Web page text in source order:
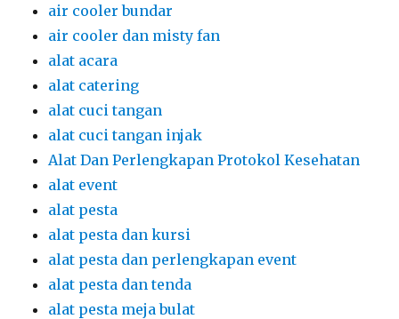
air cooler bundar
air cooler dan misty fan
alat acara
alat catering
alat cuci tangan
alat cuci tangan injak
Alat Dan Perlengkapan Protokol Kesehatan
alat event
alat pesta
alat pesta dan kursi
alat pesta dan perlengkapan event
alat pesta dan tenda
alat pesta meja bulat